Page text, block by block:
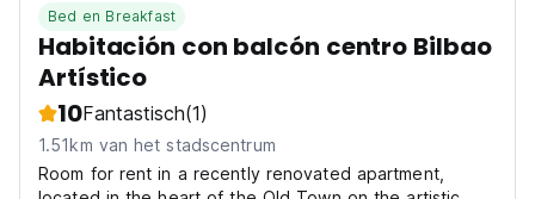
Bed en Breakfast
Habitación con balcón centro Bilbao
Artístico
10Fantastisch(1)
1.51km van het stadscentrum
Room for rent in a recently renovated apartment,